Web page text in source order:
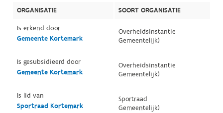
ORGANISATIE
SOORT ORGANISATIE
Is erkend door
Gemeente Kortemark
Overheidsinstantie
Gemeentelijk)
Is gesubsidieerd door
Gemeente Kortemark
Overheidsinstantie
Gemeentelijk)
Is lid van
Sportraad Kortemark
Sportraad
Gemeentelijk)